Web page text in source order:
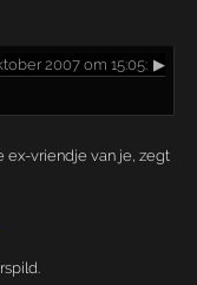
2007 om 15:05: ▶
ex-vriendje van je, zegt